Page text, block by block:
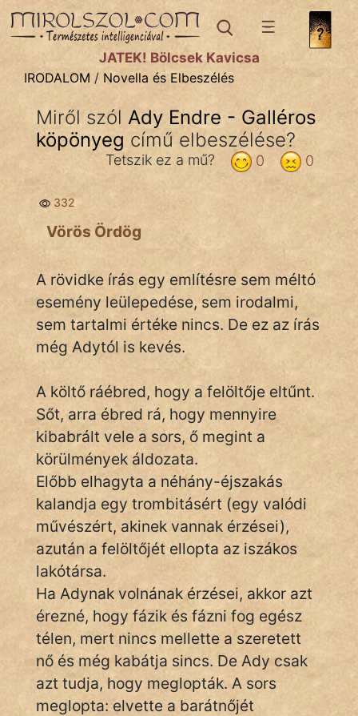
IRODALOMtémák:
Dráma
Költemény
Eposz
Komédia
Kötelező
Mese
Mitológia
Novella
És
Elbeszélés
Regény
Tanmese
Vers
IRODALOM
SZÓLÁS
És
JÁTÉK! Bölcsek Kavicsa
IRODALOM / Novella és Elbeszélés
Miről szól Ady Endre - Galléros
köpönyeg című elbeszélése?
0
0
Tetszik ez a mű?
332
Vörös Ördög
A rövidke írás egy említésre sem méltó
esemény leülepedése, sem irodalmi,
sem tartalmi értéke nincs. De ez az írás
még Adytól is kevés.
A költő ráébred, hogy a felöltője eltűnt.
Sőt, arra ébred rá, hogy mennyire
kibabrált vele a sors, ő megint a
körülmények áldozata.
Előbb elhagyta a néhány-éjszakás
kalandja egy trombitásért (egy valódi
művészért, akinek vannak érzései),
azután a felöltőjét ellopta az iszákos
lakótársa.
Ha Adynak volnának érzései, akkor azt
érezné, hogy fázik és fázni fog egész
télen, mert nincs mellette a szeretett
nő és még kabátja sincs. De Ady csak
azt tudja, hogy meglopták. A sors
meglopta: elvette a barátnőjét